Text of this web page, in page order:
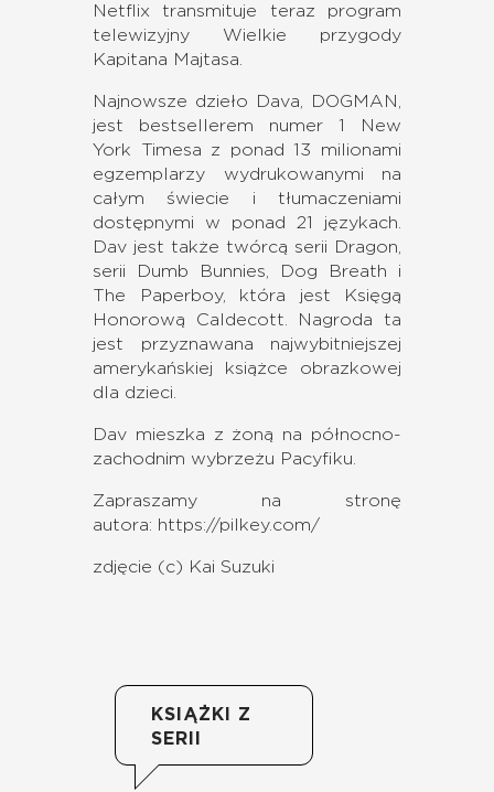
Netflix transmituje teraz program
telewizyjny Wielkie przygody
Kapitana Majtasa.
Najnowsze dzieło Dava, DOGMAN,
jest bestsellerem numer 1 New
York Timesa z ponad 13 milionami
egzemplarzy wydrukowanymi na
całym świecie i tłumaczeniami
dostępnymi w ponad 21 językach.
Dav jest także twórcą serii Dragon,
serii Dumb Bunnies, Dog Breath i
The Paperboy, która jest Księgą
Honorową Caldecott. Nagroda ta
jest przyznawana najwybitniejszej
amerykańskiej książce obrazkowej
dla dzieci.
Dav mieszka z żoną na północno-
zachodnim wybrzeżu Pacyfiku.
Zapraszamy na stronę
autora: https://pilkey.com/
zdjęcie (c) Kai Suzuki
KSIĄŻKI Z
SERII